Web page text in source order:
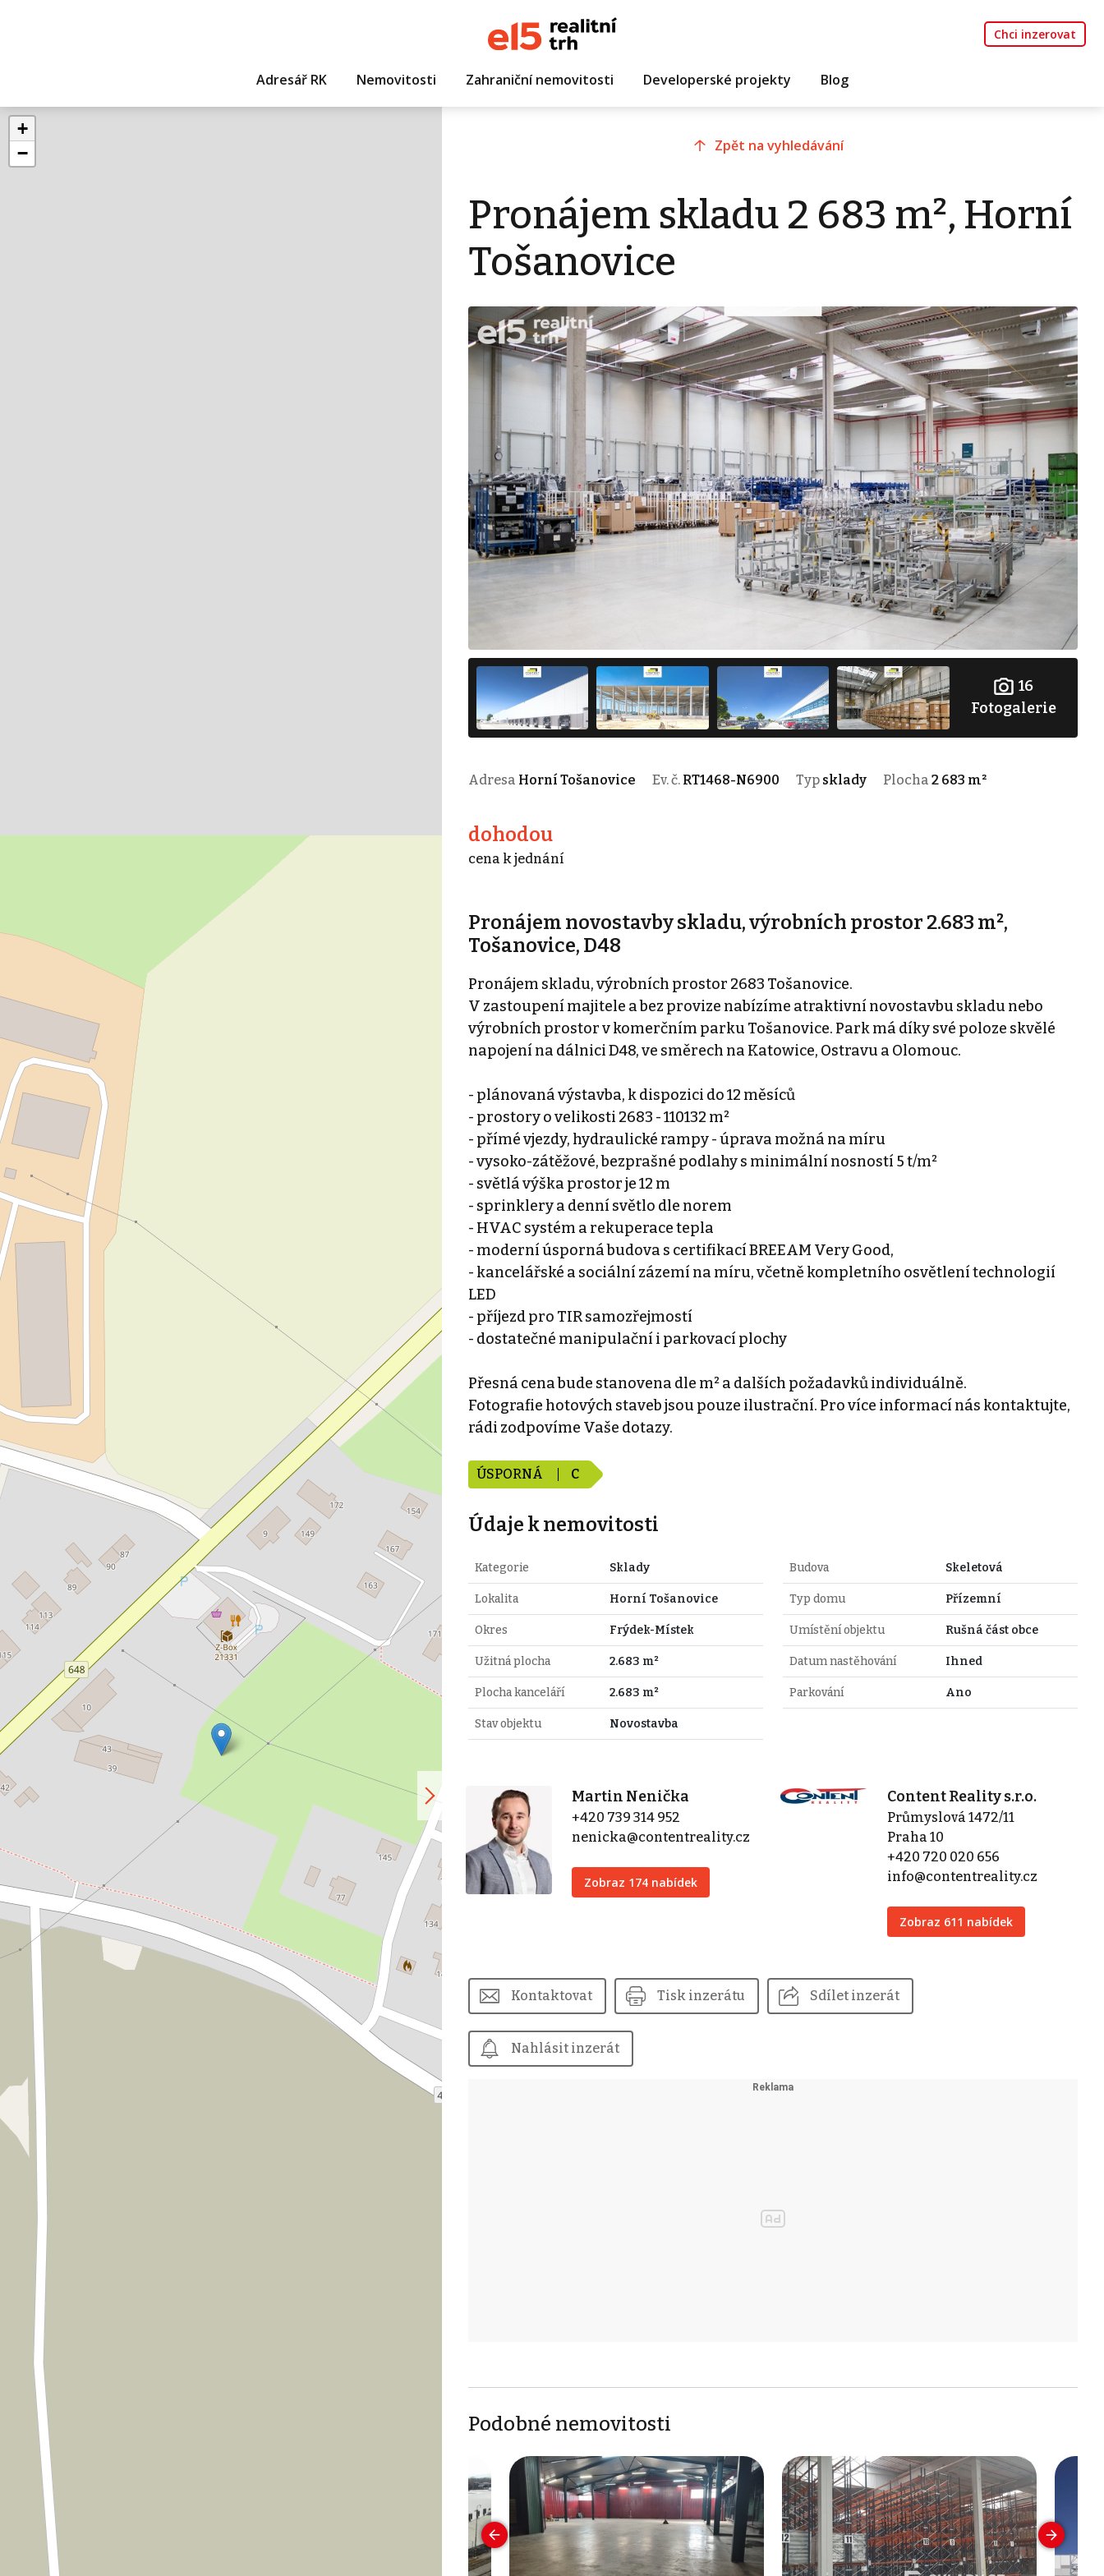
Chci inzerovat
Adresář RK Nemovitosti Zahraniční nemovitosti Developerské projekty Blog
+
−
Zpět na vyhledávání
Pronájem skladu 2 683 m², Horní
Tošanovice
16
Fotogalerie
Adresa Horní Tošanovice Ev. č. RT1468-N6900 Typ sklady Plocha 2 683 m²
dohodou
cena k jednání
Pronájem novostavby skladu, výrobních prostor 2.683 m²,
Tošanovice, D48
Pronájem skladu, výrobních prostor 2683 Tošanovice.
V zastoupení majitele a bez provize nabízíme atraktivní novostavbu skladu nebo
výrobních prostor v komerčním parku Tošanovice. Park má díky své poloze skvělé
napojení na dálnici D48, ve směrech na Katowice, Ostravu a Olomouc.
- plánovaná výstavba, k dispozici do 12 měsíců
- prostory o velikosti 2683 - 110132 m²
- přímé vjezdy, hydraulické rampy - úprava možná na míru
- vysoko-zátěžové, bezprašné podlahy s minimální nosností 5 t/m²
- světlá výška prostor je 12 m
- sprinklery a denní světlo dle norem
- HVAC systém a rekuperace tepla
- moderní úsporná budova s certifikací BREEAM Very Good,
- kancelářské a sociální zázemí na míru, včetně kompletního osvětlení technologií
LED
- příjezd pro TIR samozřejmostí
- dostatečné manipulační i parkovací plochy
Přesná cena bude stanovena dle m² a dalších požadavků individuálně.
Fotografie hotových staveb jsou pouze ilustrační. Pro více informací nás kontaktujte,
rádi zodpovíme Vaše dotazy.
ÚSPORNÁ C
Údaje k nemovitosti
Kategorie Sklady
Lokalita Horní Tošanovice
Okres Frýdek-Místek
Užitná plocha 2.683 m²
Plocha kanceláří 2.683 m²
Stav objektu Novostavba
Budova Skeletová
Typ domu Přízemní
Umístění objektu Rušná část obce
Datum nastěhování Ihned
Parkování Ano
Martin Nenička
+420 739 314 952
nenicka@contentreality.cz
Zobraz 174 nabídek
Content Reality s.r.o.
Průmyslová 1472/11
Praha 10
+420 720 020 656
info@contentreality.cz
Zobraz 611 nabídek
Kontaktovat Tisk inzerátu Sdílet inzerát
Nahlásit inzerát
Podobné nemovitosti